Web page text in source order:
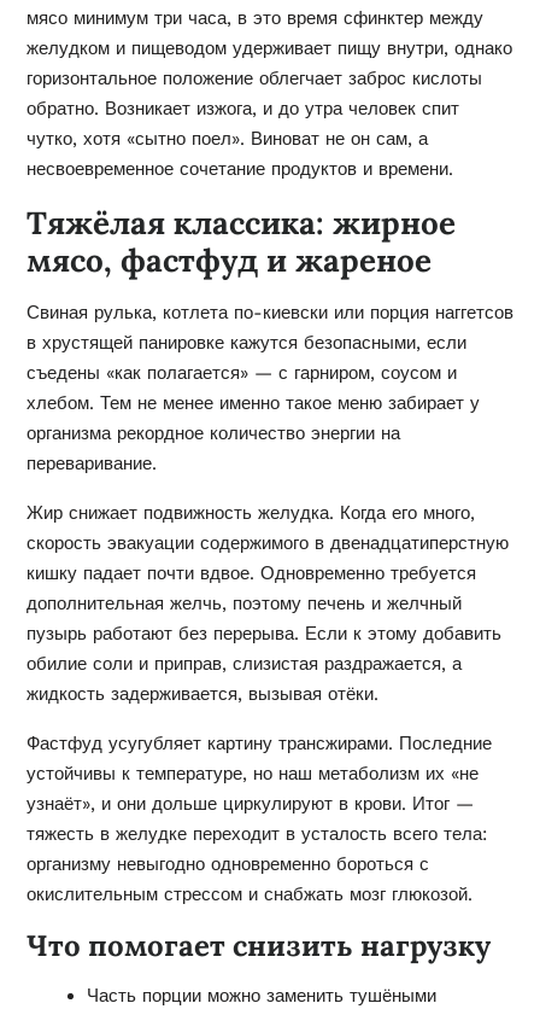
мясо минимум три часа, в это время сфинктер между
желудком и пищеводом удерживает пищу внутри, однако
горизонтальное положение облегчает заброс кислоты
обратно. Возникает изжога, и до утра человек спит
чутко, хотя «сытно поел». Виноват не он сам, а
несвоевременное сочетание продуктов и времени.
Тяжёлая классика: жирное
мясо, фастфуд и жареное
Свиная рулька, котлета по-киевски или порция наггетсов
в хрустящей панировке кажутся безопасными, если
съедены «как полагается» — с гарниром, соусом и
хлебом. Тем не менее именно такое меню забирает у
организма рекордное количество энергии на
переваривание.
Жир снижает подвижность желудка. Когда его много,
скорость эвакуации содержимого в двенадцатиперстную
кишку падает почти вдвое. Одновременно требуется
дополнительная желчь, поэтому печень и желчный
пузырь работают без перерыва. Если к этому добавить
обилие соли и приправ, слизистая раздражается, а
жидкость задерживается, вызывая отёки.
Фастфуд усугубляет картину трансжирами. Последние
устойчивы к температуре, но наш метаболизм их «не
узнаёт», и они дольше циркулируют в крови. Итог —
тяжесть в желудке переходит в усталость всего тела:
организму невыгодно одновременно бороться с
окислительным стрессом и снабжать мозг глюкозой.
Что помогает снизить нагрузку
Часть порции можно заменить тушёными